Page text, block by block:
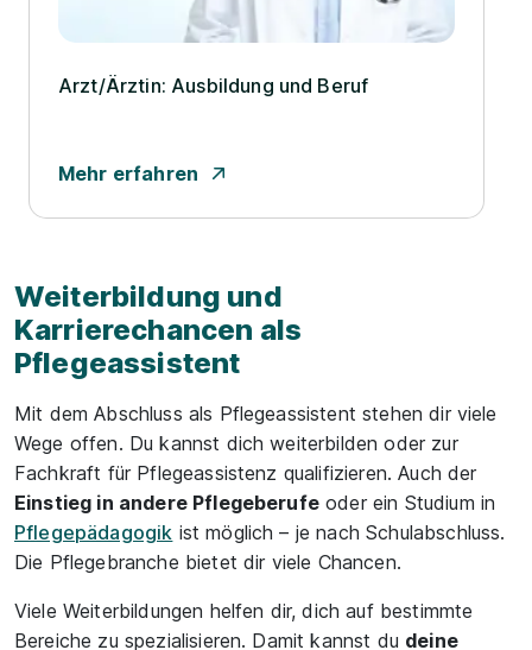
Arzt/­Ärztin: Ausbildung und Beruf
Mehr erfahren
Weiterbildung und
Karrierechancen als
Pflegeassistent
Mit dem Abschluss als Pflegeassistent stehen dir viele
Wege offen. Du kannst dich weiterbilden oder zur
Fachkraft für Pflegeassistenz qualifizieren. Auch der
Einstieg in andere Pflegeberufeoder ein Studium in
Pflegepädagogik ist möglich – je nach Schulabschluss.
Die Pflegebranche bietet dir viele Chancen.
Viele Weiterbildungen helfen dir, dich auf bestimmte
Bereiche zu spezialisieren. Damit kannst du deine